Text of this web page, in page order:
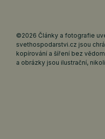
©2026 Články a fotografie
svethospodarstvi.cz jsou
kopírování a šíření bez
a obrázky jsou ilustrační,